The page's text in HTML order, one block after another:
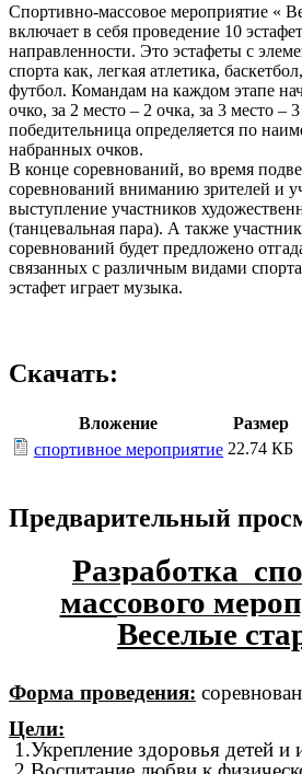
Спортивно-массовое мероприятие «
включает в себя проведение 10
направленности. Это эстафеты с
спорта как, легкая атлетика,
футбол. Командам на каждом этапе
очко, за 2 место – 2 очка, за 3 место –
победительница определяется по
набранных очков.
В конце соревнований, во время
соревнований вниманию зрителей и
выступление участников
(танцевальная пара). А также
соревнований будет предложено
связанных с различным видами
эстафет играет музыка.
Скачать:
Вложение
Размер
спортивное мероприятие 22.74 КБ
Предварительный
Разработка
массового
Веселые
Форма проведения:
Цели:
1.Укрепление здоровья детей и